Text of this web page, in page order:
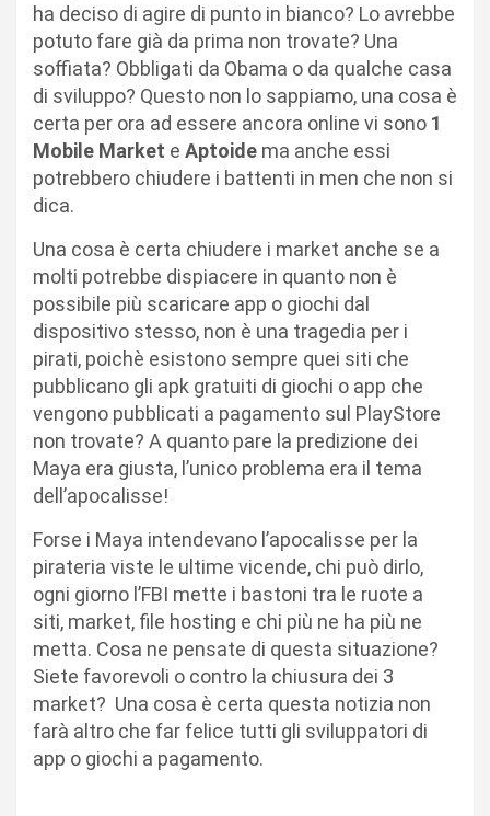
ha deciso di agire di punto in bianco? Lo avrebbe
potuto fare già da prima non trovate? Una
soffiata? Obbligati da Obama o da qualche casa
di sviluppo? Questo non lo sappiamo, una cosa è
certa per ora ad essere ancora online vi sono 1
Mobile Market e Aptoide ma anche essi
potrebbero chiudere i battenti in men che non si
dica.
Una cosa è certa chiudere i market anche se a
molti potrebbe dispiacere in quanto non è
possibile più scaricare app o giochi dal
dispositivo stesso, non è una tragedia per i
pirati, poichè esistono sempre quei siti che
pubblicano gli apk gratuiti di giochi o app che
vengono pubblicati a pagamento sul PlayStore
non trovate? A quanto pare la predizione dei
Maya era giusta, l’unico problema era il tema
dell’apocalisse!
Forse i Maya intendevano l’apocalisse per la
pirateria viste le ultime vicende, chi può dirlo,
ogni giorno l’FBI mette i bastoni tra le ruote a
siti, market, file hosting e chi più ne ha più ne
metta. Cosa ne pensate di questa situazione?
Siete favorevoli o contro la chiusura dei 3
market? Una cosa è certa questa notizia non
farà altro che far felice tutti gli sviluppatori di
app o giochi a pagamento.